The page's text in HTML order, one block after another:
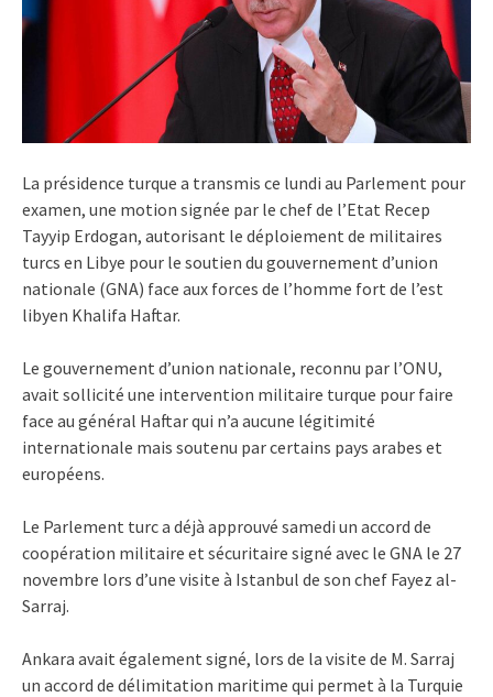
La présidence turque a transmis ce lundi au Parlement pour
examen, une motion signée par le chef de l’Etat Recep
Tayyip Erdogan, autorisant le déploiement de militaires
turcs en Libye pour le soutien du gouvernement d’union
nationale (GNA) face aux forces de l’homme fort de l’est
libyen Khalifa Haftar.
Le gouvernement d’union nationale, reconnu par l’ONU,
avait sollicité une intervention militaire turque pour faire
face au général Haftar qui n’a aucune légitimité
internationale mais soutenu par certains pays arabes et
européens.
Le Parlement turc a déjà approuvé samedi un accord de
coopération militaire et sécuritaire signé avec le GNA le 27
novembre lors d’une visite à Istanbul de son chef Fayez al-
Sarraj.
Ankara avait également signé, lors de la visite de M. Sarraj
un accord de délimitation maritime qui permet à la Turquie